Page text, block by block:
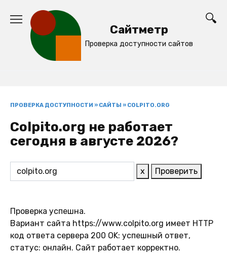
содержанию
Сайтметр
Проверка доступности сайтов
ПРОВЕРКА ДОСТУПНОСТИ » САЙТЫ » COLPITO.ORG
Colpito.org не работает
сегодня в августе 2026?
x Проверить
Проверка успешна.
Вариант сайта https://www.colpito.org имеет HTTP
код ответа сервера 200 OK: успешный ответ,
статус: онлайн. Сайт работает корректно.